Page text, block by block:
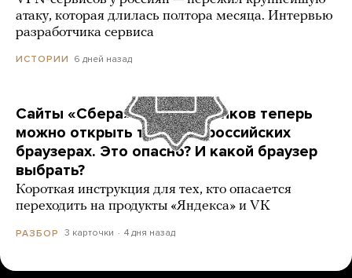
атаку, которая длилась полтора месяца. Интервью
разработчика сервиса
ИСТОРИИ 6 дней назад
Сайты «Сбера» и других банков теперь
можно открыть только в российских
браузерах. Это опасно? И какой браузер
выбрать?
Короткая инструкция для тех, кто опасается
переходить на продукты «Яндекса» и VK
РАЗБОР 3 карточки 4 дня назад